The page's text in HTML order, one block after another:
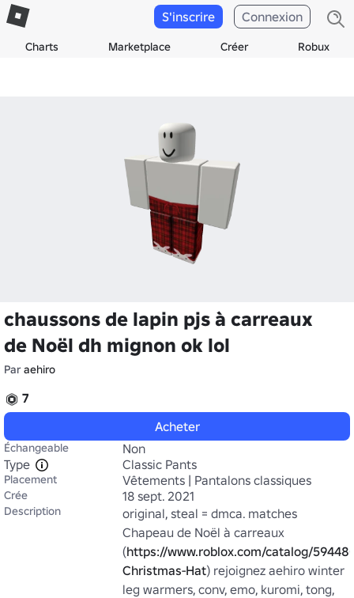
Charts Marketplace Créer Robux
S'inscrire Connexion
chaussons de lapin pjs à carreaux
de Noël dh mignon ok lol
Paraehiro
7
Acheter
Échangeable
Non
Type
Classic Pants
Placement Vêtements | Pantalons classiques
Crée 18 sept. 2021
Description
original, steal = dmca. matches
Chapeau de Noël à carreaux
(https://www.roblox.com/catalog/
Christmas-Hat) rejoignez aehiro winter
leg warmers, conv, emo, kuromi, tong,